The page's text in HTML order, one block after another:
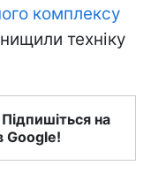
комплексу
техніку
на
Google!